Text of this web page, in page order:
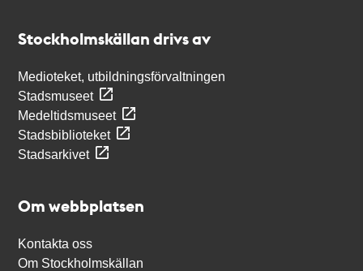
Stockholmskällan drivs av
Medioteket, utbildningsförvaltningen
Stadsmuseet
Medeltidsmuseet
Stadsbiblioteket
Stadsarkivet
Om webbplatsen
Kontakta oss
Om Stockholmskällan